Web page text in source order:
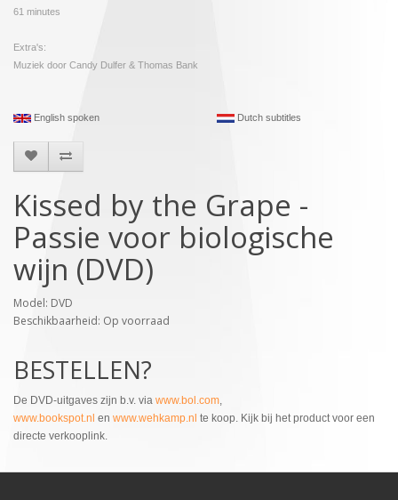
61 minutes
Extra's:
Muziek door Candy Dulfer & Thomas Bank
English spoken Dutch subtitles
Kissed by the Grape -
Passie voor biologische
wijn (DVD)
Model: DVD
Beschikbaarheid: Op voorraad
BESTELLEN?
De DVD-uitgaves zijn b.v. via www.bol.com,
www.bookspot.nl en www.wehkamp.nl te koop. Kijk bij het product voor een
directe verkooplink.